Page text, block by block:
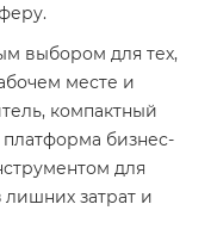
выбором для тех,
месте и
компактный
бизнес-
для
затрат и